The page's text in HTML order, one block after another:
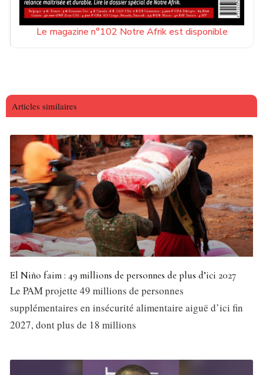
Le magazine n°102 Notre Afrik est disponible
Articles similaires
El Niño faim : 49 millions de personnes de plus d’ici 2027
Le PAM projette 49 millions de personnes
supplémentaires en insécurité alimentaire aiguë d’ici fin
2027, dont plus de 18 millions